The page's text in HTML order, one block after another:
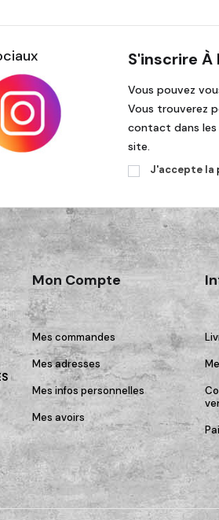
S'inscrire
Vous pouvez
Vous trouverez
contact dans
site.
J'accepte la
Mon Compte
Mes commandes
Mes adresses
Mes infos personnelles
Mes avoirs